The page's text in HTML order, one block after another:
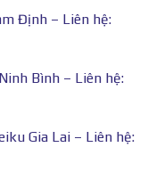
Định – Liên hệ:
Bình – Liên hệ:
Gia Lai – Liên hệ: